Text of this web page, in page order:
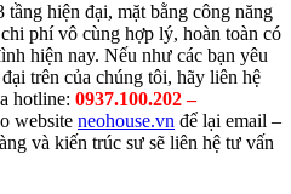
tầng hiện đại, mặt bằng công năng
phí vô cùng hợp lý, hoàn toàn có
hiện nay. Nếu như các bạn yêu
trên của chúng tôi, hãy liên hệ
hotline: 0937.100.202 –
website neohouse.vn để lại email –
và kiến trúc sư sẽ liên hệ tư vấn